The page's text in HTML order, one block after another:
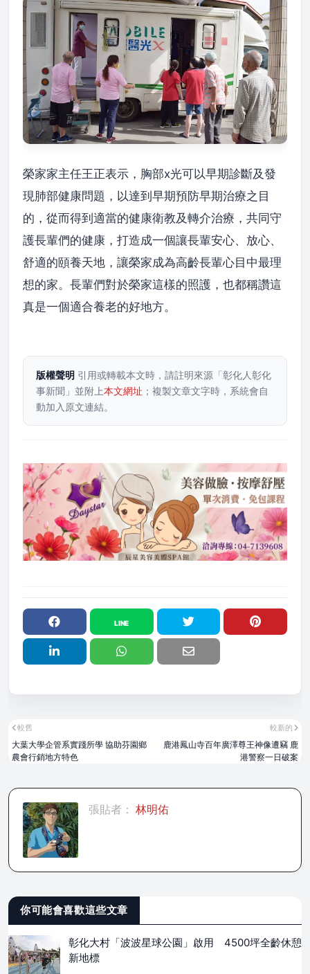
榮家家主任王正表示，胸部x光可以早期診斷及發
現肺部健康問題，以達到早期預防早期治療之目
的，從而得到適當的健康衛教及轉介治療，共同守
護長輩們的健康，打造成一個讓長輩安心、放心、
舒適的頤養天地，讓榮家成為高齡長輩心目中最理
想的家。長輩們對於榮家這樣的照護，也都稱讚這
真是一個適合養老的好地方。
版權聲明 引用或轉載本文時，請註明來源「彰化人彰化
事新聞」並附上本文網址 ；複製文章文字時，系統會自
動加入原文連結。
較新的
鹿港鳳山寺百年廣澤尊王神像遭竊 鹿
港警察一日破案
較舊
大葉大學企管系實踐所學 協助芬園鄉
農會行銷地方特色
張貼者： 林明佑
你可能會喜歡這些文章
彰化大村「波波星球公園」啟用 4500坪全齡休憩
新地標